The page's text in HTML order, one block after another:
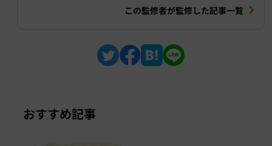
この監修者が監修した記事一覧
おすすめ記事